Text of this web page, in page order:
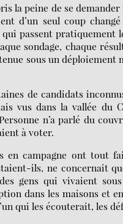
la peine de se
d’un seul coup
passent pratiquement
sondage, chaque
sous un
de candidats
vus dans la vallée du
n’a parlé du
à voter.
en campagne ont tout
ils, ne concernait
gens qui vivaient
dans les maisons et
qui les écouterait, les